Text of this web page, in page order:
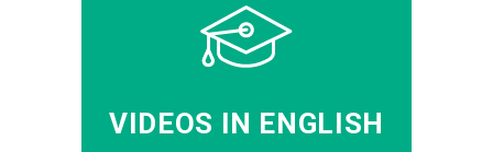
VIDEOS IN ENGLISH